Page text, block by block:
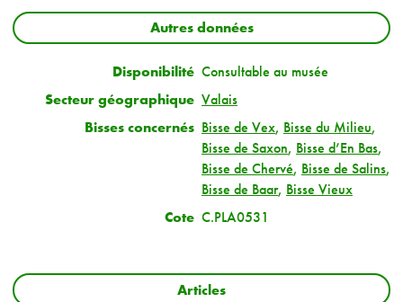
Autres données
Disponibilité Consultable au musée
Secteur géographique Valais
Bisses concernés Bisse de Vex, Bisse du Milieu,
Bisse de Saxon, Bisse d’En Bas,
Bisse de Chervé, Bisse de Salins,
Bisse de Baar, Bisse Vieux
Cote C.PLA0531
Articles